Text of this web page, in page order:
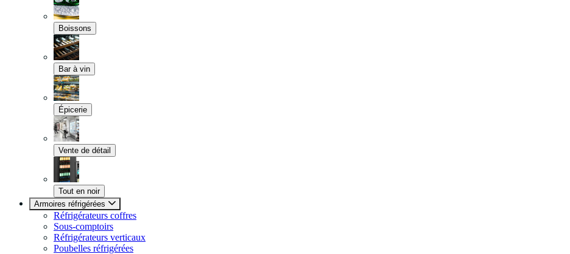
Boissons
Bar à vin
Épicerie
Vente de détail
Tout en noir
Armoires réfrigérées
Réfrigérateurs coffres
Sous-comptoirs
Réfrigérateurs verticaux
Poubelles réfrigérées